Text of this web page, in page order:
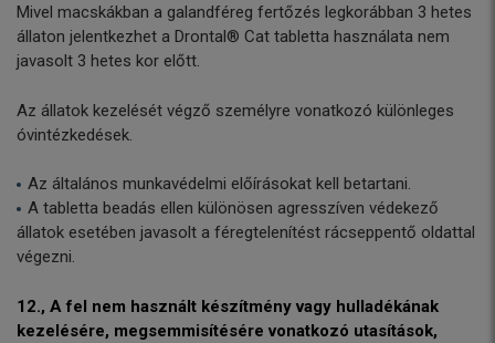
Mivel macskákban a galandféreg fertőzés legkorábban 3 hetes
állaton jelentkezhet a Drontal® Cat tabletta használata nem
javasolt 3 hetes kor előtt.
Az állatok kezelését végző személyre vonatkozó különleges
óvintézkedések.
Az általános munkavédelmi előírásokat kell betartani.
A tabletta beadás ellen különösen agresszíven védekező
állatok esetében javasolt a féregtelenítést rácseppentő oldattal
végezni.
12., A fel nem használt készítmény vagy hulladékának
kezelésére, megsemmisítésére vonatkozó utasítások,